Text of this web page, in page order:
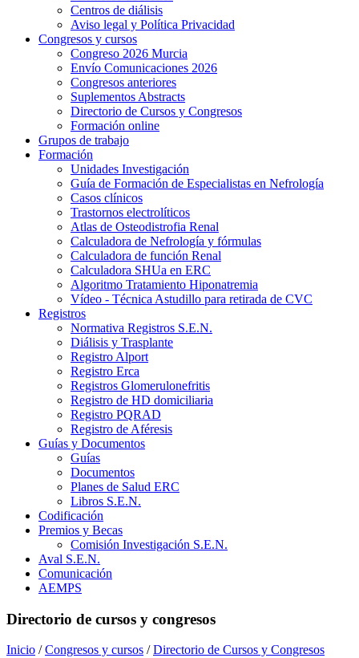
Centros de diálisis
Aviso legal y Política Privacidad
Congresos y cursos
Congreso 2026 Murcia
Envío Comunicaciones 2026
Congresos anteriores
Suplementos Abstracts
Directorio de Cursos y Congresos
Formación online
Grupos de trabajo
Formación
Unidades Investigación
Guía de Formación de Especialistas en Nefrología
Casos clínicos
Trastornos electrolíticos
Atlas de Osteodistrofia Renal
Calculadora de Nefrología y fórmulas
Calculadora de función Renal
Calculadora SHUa en ERC
Algoritmo Tratamiento Hiponatremia
Vídeo - Técnica Astudillo para retirada de CVC
Registros
Normativa Registros S.E.N.
Diálisis y Trasplante
Registro Alport
Registro Erca
Registros Glomerulonefritis
Registro de HD domiciliaria
Registro PQRAD
Registro de Aféresis
Guías y Documentos
Guías
Documentos
Planes de Salud ERC
Libros S.E.N.
Codificación
Premios y Becas
Comisión Investigación S.E.N.
Aval S.E.N.
Comunicación
AEMPS
Directorio de cursos y congresos
Inicio /Congresos y cursos /Directorio de Cursos y Congresos